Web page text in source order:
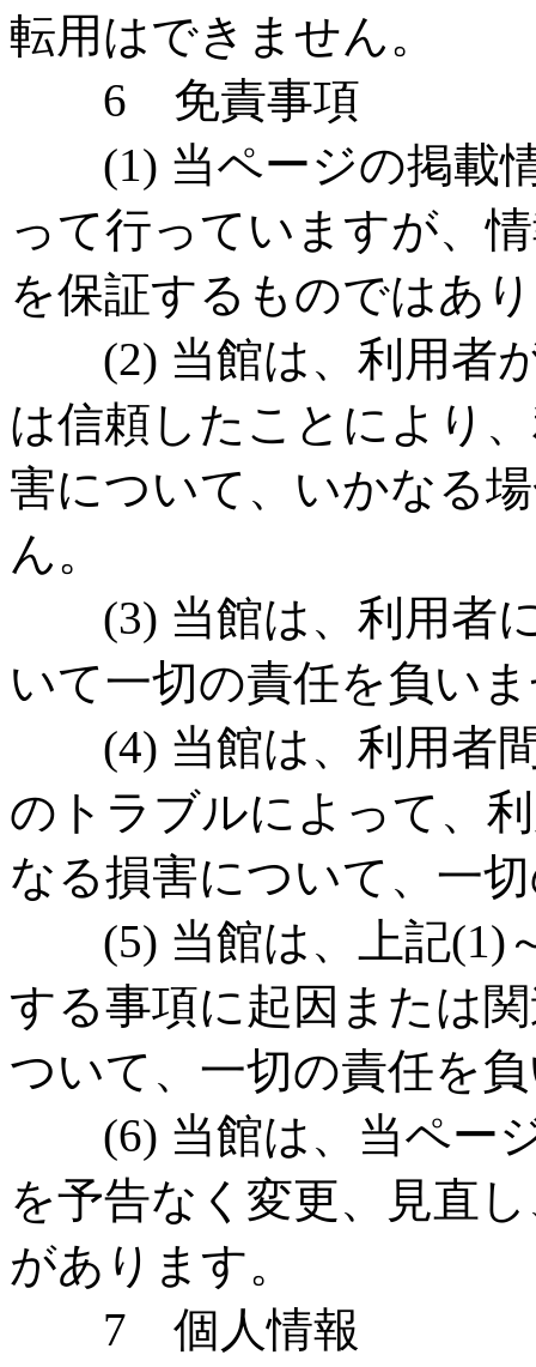
転用はできません。
6 免責事項
(1) 当ページの掲載情
って行っていますが、
を保証するものではあ
(2) 当館は、利用者が
は信頼したことにより
害について、いかなる
ん。
(3) 当館は、利用者に
いて一切の責任を負い
(4) 当館は、利用者間
のトラブルによって、
なる損害について、一
(5) 当館は、上記(1)
する事項に起因または
ついて、一切の責任を
(6) 当館は、当ページ
を予告なく変更、見直
があります。
7 個人情報